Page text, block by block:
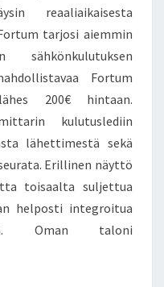
reaaliaikaisesta
tarjosi aiemmin
sähkönkulutuksen
Fortum
200€ hintaan.
kulutuslediin
lähettimestä sekä
Erillinen näyttö
toisaalta suljettua
helposti integroitua
Oman taloni